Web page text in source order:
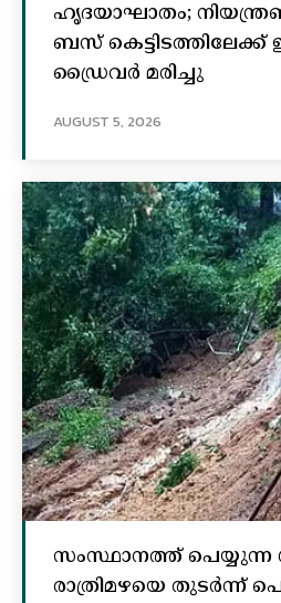
ഹൃദയാഘാതം;
ബസ് കെട്ടിടത്തിലേക്ക്
ഡ്രൈവർ മരിച്ചു
AUGUST 5, 2026
സംസ്ഥാനത്ത് പെയ്യുന്ന
രാത്രിമഴയെ തുടർന്ന്